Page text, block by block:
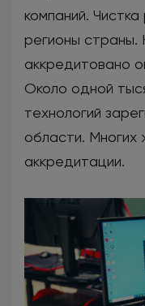
компаний.
регионы страны.
аккредитовано
Около одной
технологий
области. Многих
аккредитации.